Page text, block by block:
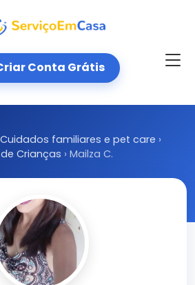
Conta Grátis
Cuidados familiares e pet care ›
Crianças › Mailza C.